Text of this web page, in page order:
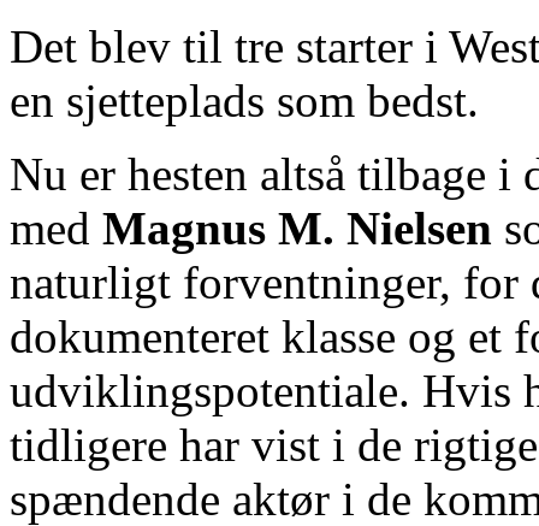
Det blev til tre starter i
en sjetteplads som bedst.
Nu er hesten altså tilbage i
med Magnus M. Nielsen
naturligt forventninger, for
dokumenteret klasse og et
udviklingspotentiale. Hvis
tidligere har vist i de
spændende aktør i de